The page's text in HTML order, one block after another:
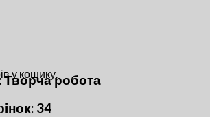
у кошику.
Творча робота
34